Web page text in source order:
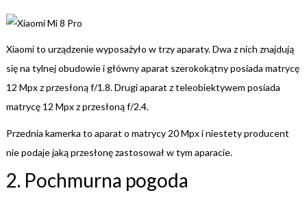
Xiaomi to urządzenie wyposażyło w trzy aparaty. Dwa z nich znajdują
się na tylnej obudowie i główny aparat szerokokątny posiada matrycę
12 Mpx z przesłoną f/1.8. Drugi aparat z teleobiektywem posiada
matrycę 12 Mpx z przesłoną f/2.4.
Przednia kamerka to aparat o matrycy 20 Mpx i niestety producent
nie podaje jaką przesłonę zastosował w tym aparacie.
2. Pochmurna pogoda